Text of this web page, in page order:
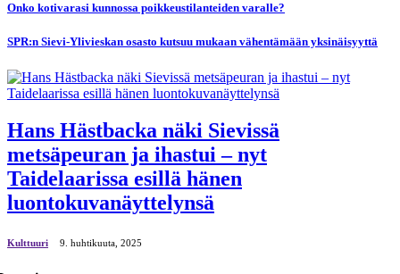
Onko kotivarasi kunnossa poikkeustilanteiden varalle?
SPR:n Sievi-Ylivieskan osasto kutsuu mukaan vähentämään yksinäisyyttä
Hans Hästbacka näki Sievissä
metsäpeuran ja ihastui – nyt
Taidelaarissa esillä hänen
luontokuvanäyttelynsä
Kulttuuri 9. huhtikuuta, 2025